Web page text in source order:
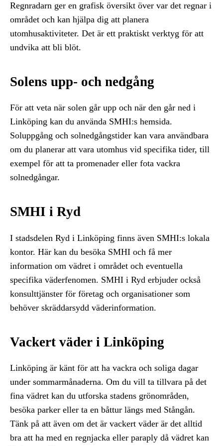
Regnradarn ger en grafisk översikt över var det regnar i
området och kan hjälpa dig att planera
utomhusaktiviteter. Det är ett praktiskt verktyg för att
undvika att bli blöt.
Solens upp- och nedgång
För att veta när solen går upp och när den går ned i
Linköping kan du använda SMHI:s hemsida.
Soluppgång och solnedgångstider kan vara användbara
om du planerar att vara utomhus vid specifika tider, till
exempel för att ta promenader eller fota vackra
solnedgångar.
SMHI i Ryd
I stadsdelen Ryd i Linköping finns även SMHI:s lokala
kontor. Här kan du besöka SMHI och få mer
information om vädret i området och eventuella
specifika väderfenomen. SMHI i Ryd erbjuder också
konsulttjänster för företag och organisationer som
behöver skräddarsydd väderinformation.
Vackert väder i Linköping
Linköping är känt för att ha vackra och soliga dagar
under sommarmånaderna. Om du vill ta tillvara på det
fina vädret kan du utforska stadens grönområden,
besöka parker eller ta en båttur längs med Stångån.
Tänk på att även om det är vackert väder är det alltid
bra att ha med en regnjacka eller paraply då vädret kan